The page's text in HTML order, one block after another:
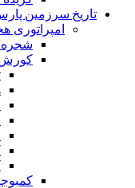
تاریخ سرزمین
امپراتوری
شجره